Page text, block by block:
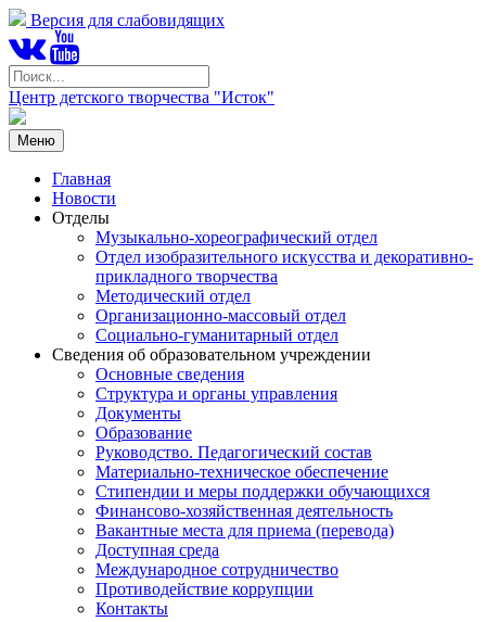
Версия для слабовидящих
Центр детского творчества "Исток"
Меню
Главная
Новости
Отделы
Музыкально-хореографический отдел
Отдел изобразительного искусства и декоративно-
прикладного творчества
Методический отдел
Организационно-массовый отдел
Социально-гуманитарный отдел
Сведения об образовательном учреждении
Основные сведения
Структура и органы управления
Документы
Образование
Руководство. Педагогический состав
Материально-техническое обеспечение
Стипендии и меры поддержки обучающихся
Финансово-хозяйственная деятельность
Вакантные места для приема (перевода)
Доступная среда
Международное сотрудничество
Противодействие коррупции
Контакты